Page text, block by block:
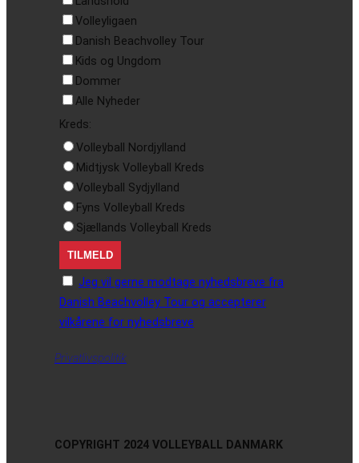
Volleyligaen
Danish Beachvolley Tour
Kids og Ungdom
Dommer
Alle Nyheder
Kreds:
Volleyball Nordjylland
Midtjysk Volleyball Kreds
Volleyball Sydjylland
Fyns Volleyball Kreds
Sjællands Volleyball Kreds
Jeg vil gerne modtage nyhedsbreve fra
Danish Beachvolley Tour og accepterer
vilkårene for nyhedsbreve
Privatlivspolitik
COPYRIGHT 2024 VOLLEYBALL DANMARK